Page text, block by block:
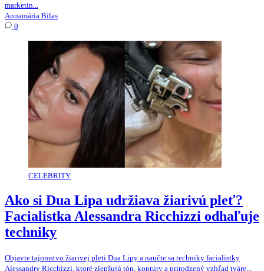
marketin...
Annamária Bilas
0
CELEBRITY
Ako si Dua Lipa udržiava žiarivú pleť?
Facialistka Alessandra Ricchizzi odhaľuje
techniky
Objavte tajomstvo žiarivej pleti Dua Lipy a naučte sa techniky facialistky
Alessandry Ricchizzi, ktoré zlepšujú tón, kontúry a prirodzený vzhľad tváre...